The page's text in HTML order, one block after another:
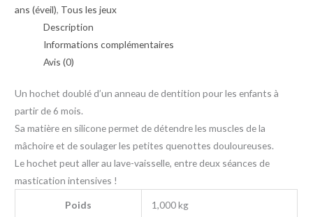
ans (éveil), Tous les jeux
Description
Informations complémentaires
Avis (0)
Un hochet doublé d’un anneau de dentition pour les enfants à
partir de 6 mois.
Sa matière en silicone permet de détendre les muscles de la
mâchoire et de soulager les petites quenottes douloureuses.
Le hochet peut aller au lave-vaisselle, entre deux séances de
mastication intensives !
Poids 1,000 kg